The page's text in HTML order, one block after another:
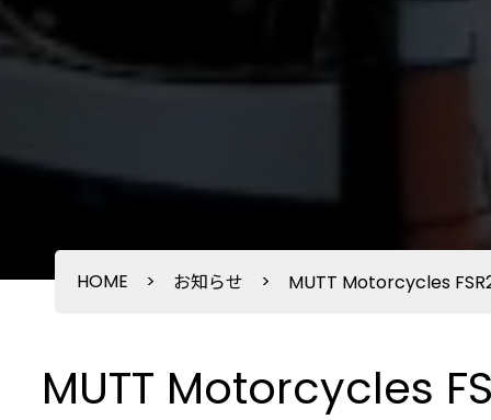
HOME > お知らせ > MUTT Motorcycles
MUTT Motorcycles